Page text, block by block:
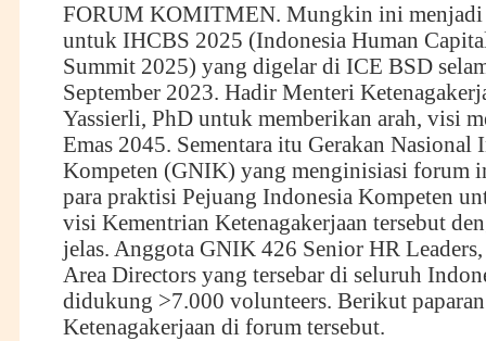
FORUM KOMITMEN. Mungkin ini menjadi
untuk IHCBS 2025 (Indonesia Human
Summit 2025) yang digelar di ICE BSD
September 2023. Hadir Menteri
Yassierli, PhD untuk memberikan arah, visi
Emas 2045. Sementara itu Gerakan Nasional
Kompeten (GNIK) yang menginisiasi forum
para praktisi Pejuang Indonesia Kompeten
visi Kementrian Ketenagakerjaan tersebut
jelas. Anggota GNIK 426 Senior HR
Area Directors yang tersebar di seluruh
didukung >7.000 volunteers. Berikut
Ketenagakerjaan di forum tersebut.